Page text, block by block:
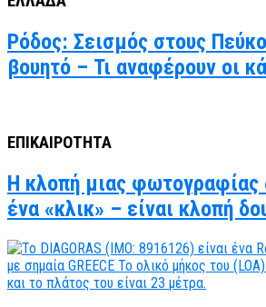
Ρόδος: Σεισμός στους
βουητό – Τι αναφέρουν οι
ΕΠΙΚΑΙΡΟΤΗΤΑ
Η κλοπή μιας φωτογραφίας
ένα «κλικ» – είναι κλοπή